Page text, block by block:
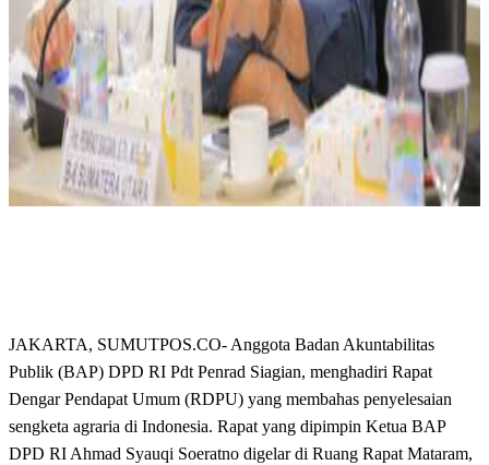
JAKARTA, SUMUTPOS.CO- Anggota Badan Akuntabilitas
Publik (BAP) DPD RI Pdt Penrad Siagian, menghadiri Rapat
Dengar Pendapat Umum (RDPU) yang membahas penyelesaian
sengketa agraria di Indonesia. Rapat yang dipimpin Ketua BAP
DPD RI Ahmad Syauqi Soeratno digelar di Ruang Rapat Mataram,